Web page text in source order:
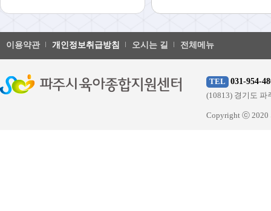
이용약관 개인정보취급방침 오시는 길 전체메뉴
TEL 031-954-
(10813) 경기도 파
Copyright ⓒ 2020